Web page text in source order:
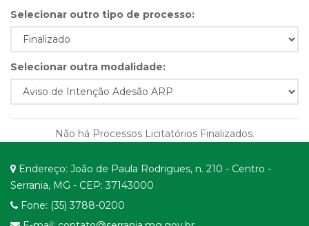
Selecionar outro tipo de processo:
Selecionar outra modalidade:
Não há Processos Licitatórios Finalizados.
Endereço: João de Paula Rodrigues, n. 210 - Centro -
Serrania, MG - CEP: 37143000
Fone: (35) 3788-0200